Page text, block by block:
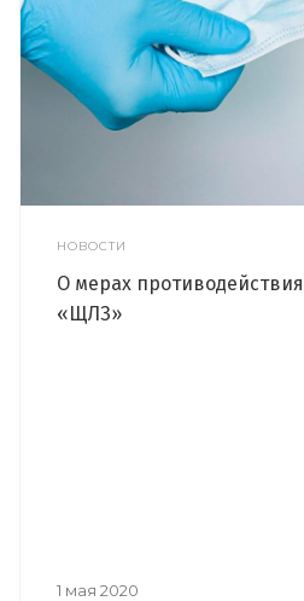
НОВОСТИ
О мерах противодействия
«ЩЛЗ»
1 мая 2020